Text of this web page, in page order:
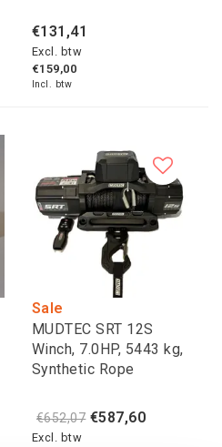
€131,41
Excl. btw
€159,00
Incl. btw
Sale
MUDTEC SRT 12S
Winch, 7.0HP, 5443 kg,
Synthetic Rope
€652,07 €587,60
Excl. btw